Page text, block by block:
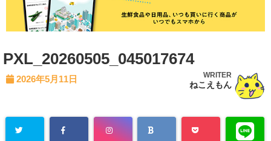
PXL_20260505_045017674
2026年5月11日 WRITER
ねこえもん